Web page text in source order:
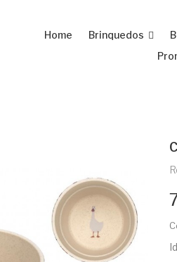
Home Brinquedos